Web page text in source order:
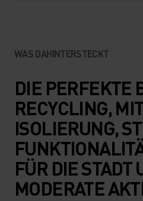
WAS DAHINTERSTECKT
DIE PERFEKTE
RECYCLING,
ISOLIERUNG,
FÜR DIE STADT
MODERATE